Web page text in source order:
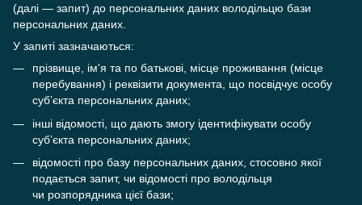
(далі — запит) до персональних даних володільцю бази
персональних даних.
У запиті зазначаються:
прізвище, ім'я та по батькові, місце проживання (місце
перебування) і реквізити документа, що посвідчує особу
суб’єкта персональних даних;
інші відомості, що дають змогу ідентифікувати особу
суб’єкта персональних даних;
відомості про базу персональних даних, стосовно якої
подається запит, чи відомості про володільця
чи розпорядника цієї бази;